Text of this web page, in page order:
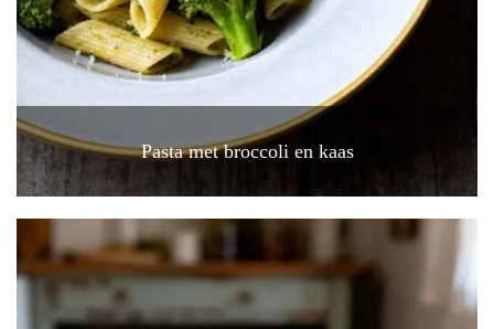
Pasta met broccoli en kaas